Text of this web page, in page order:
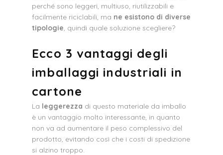
perché sono leggeri, multiuso, riutilizzabili e
facilmente riciclabili, ma ne esistono di diverse
tipologie, quindi quale soluzione scegliere?
Ecco 3 vantaggi degli
imballaggi industriali in
cartone
La leggerezza di questo materiale da imballo
è un vantaggio molto interessante, in quanto
non va ad aumentare il peso complessivo del
prodotto, evitando così che i costi di spedizione
si alzino troppo.